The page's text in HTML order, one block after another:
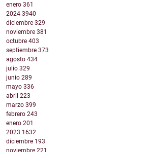
enero 361
2024 3940
diciembre 329
noviembre 381
octubre 403
septiembre 373
agosto 434
julio 329
junio 289
mayo 336
abril 223
marzo 399
febrero 243
enero 201
2023 1632
diciembre 193
noviembre 221